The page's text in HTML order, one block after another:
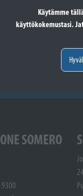
Käytämme
käyttökokemustasi.
Valitse vaihtoehto
SOMERO